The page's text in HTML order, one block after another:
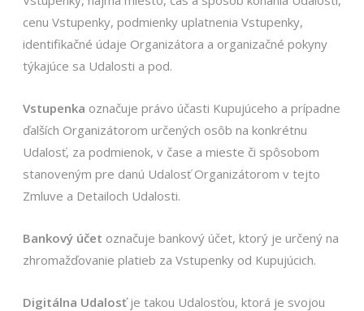
cenu Vstupenky, podmienky uplatnenia Vstupenky,
identifikačné údaje Organizátora a organizačné pokyny
týkajúce sa Udalosti a pod.
Vstupenka označuje právo účasti Kupujúceho a prípadne
ďalších Organizátorom určených osôb na konkrétnu
Udalosť, za podmienok, v čase a mieste či spôsobom
stanoveným pre danú Udalosť Organizátorom v tejto
Zmluve a Detailoch Udalosti.
Bankový účet označuje bankový účet, ktorý je určený na
zhromažďovanie platieb za Vstupenky od Kupujúcich.
Digitálna Udalosťje takou Udalosťou, ktorá je svojou